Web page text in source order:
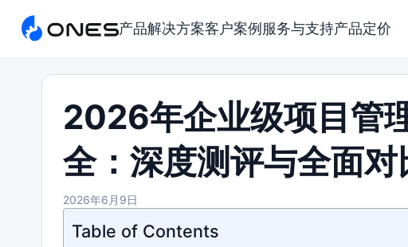
产品解决方案客户案例 服务与支持产品定价
2026年企业级项目管
全：深度测评与全面对
2026年6月9日
Table of Contents